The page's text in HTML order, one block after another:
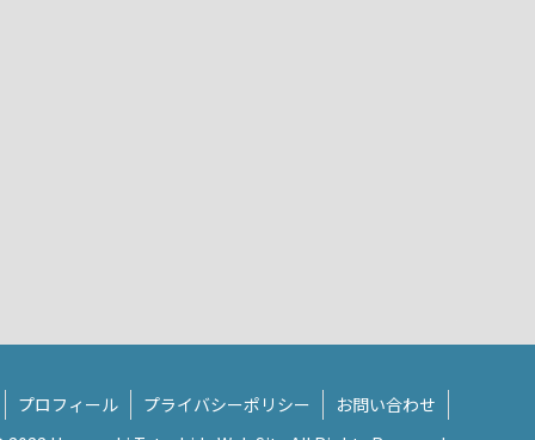
プロフィール プライバシーポリシー
お問い合わせ